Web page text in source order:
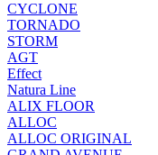
CYCLONE
TORNADO
STORM
AGT
Effect
Natura Line
ALIX FLOOR
ALLOC
ALLOC ORIGINAL